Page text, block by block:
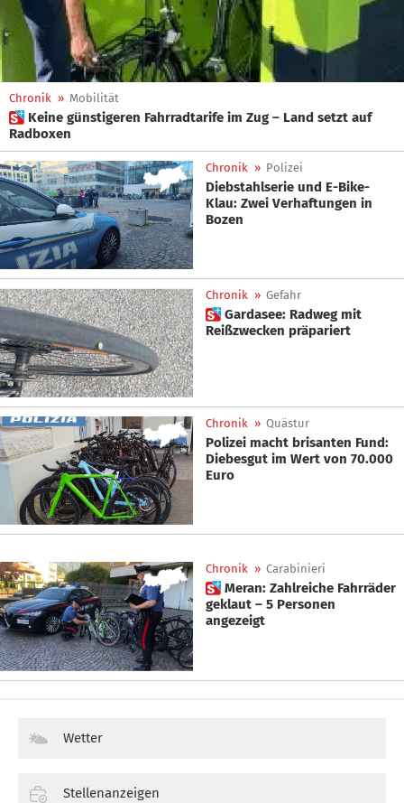
Chronik » Mobilität
 Keine günstigeren Fahrradtarife im Zug – Land setzt auf
Radboxen
Chronik » Polizei
Diebstahlserie und E-Bike-
Klau: Zwei Verhaftungen in
Bozen
Chronik » Gefahr
 Gardasee: Radweg mit
Reißzwecken präpariert
Chronik » Quästur
Polizei macht brisanten Fund:
Diebesgut im Wert von 70.000
Euro
Chronik » Carabinieri
 Meran: Zahlreiche Fahrräder
geklaut – 5 Personen
angezeigt
Wetter
Stellenanzeigen